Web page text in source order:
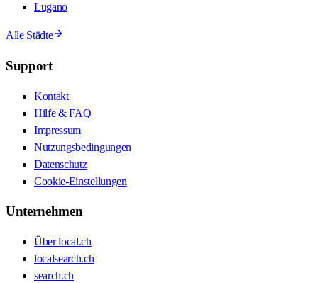
Lugano
Alle Städte
Support
Kontakt
Hilfe & FAQ
Impressum
Nutzungsbedingungen
Datenschutz
Cookie-Einstellungen
Unternehmen
Über local.ch
localsearch.ch
search.ch